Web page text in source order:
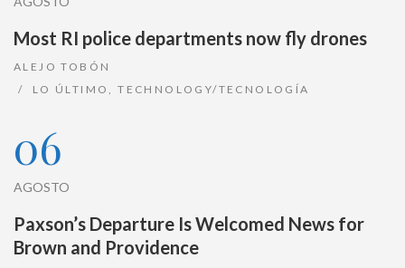
Most RI police departments now fly drones
ALEJO TOBÓN
LO ÚLTIMO,TECHNOLOGY/TECNOLOGÍA
06
AGOSTO
Paxson’s Departure Is Welcomed News for
Brown and Providence